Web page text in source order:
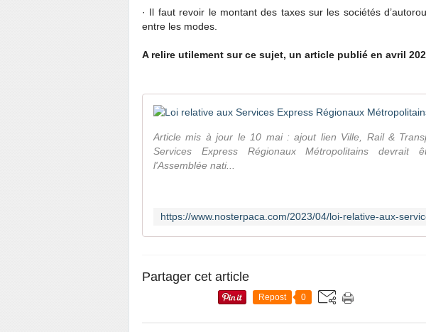
· Il faut revoir le montant des taxes sur les sociétés
entre les modes.
A relire utilement sur ce sujet, un article publié en avril
Article mis à jour le 10 mai : ajout lien Ville, Rail &
Services Express Régionaux Métropolitains devrait
l'Assemblée nati...
Partager cet article
Repost 0